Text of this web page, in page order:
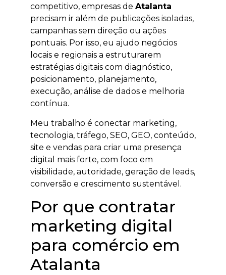
competitivo, empresas de Atalanta
precisam ir além de publicações isoladas,
campanhas sem direção ou ações
pontuais. Por isso, eu ajudo negócios
locais e regionais a estruturarem
estratégias digitais com diagnóstico,
posicionamento, planejamento,
execução, análise de dados e melhoria
contínua.
Meu trabalho é conectar marketing,
tecnologia, tráfego, SEO, GEO, conteúdo,
site e vendas para criar uma presença
digital mais forte, com foco em
visibilidade, autoridade, geração de leads,
conversão e crescimento sustentável.
Por que contratar
marketing digital
para comércio em
Atalanta